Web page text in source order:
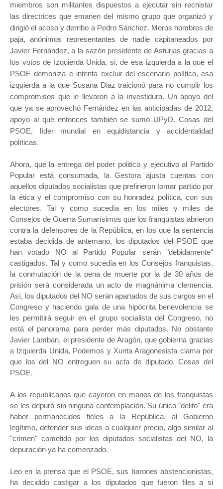
miembros son militantes dispuestos a ejecutar sin rechistar
las directrices que emanen del mismo grupo que organizó y
dirigió el acoso y derribo a Pedro Sánchez. Meros hombres de
paja, anónimos representantes de nadie capitaneados por
Javier Fernández, a la sazón presidente de Asturias gracias a
los votos de Izquierda Unida, si, de esa izquierda a la que el
PSOE demoniza e intenta excluir del escenario político, esa
izquierda a la que Susana Diaz traicionó para no cumplir los
compromisos que le llevaron a la investidura. Un apoyo del
que ya se aprovechó Fernández en las anticipadas de 2012,
apoyo al que entonces también se sumó UPyD. Cosas del
PSOE, líder mundial en equidistancia y accidentalidad
políticas.
Ahora, que la entrega del poder politico y ejecutivo al Partido
Popular está consumada, la Gestora ajusta cuentas con
aquellos diputados socialistas que prefirieron tomar partido por
la ética y el compromiso con su honradez política, con sus
electores. Tal y como sucedía en los miles y miles de
Consejos de Guerra Sumarísimos que los franquistas abrieron
contra la defensores de la República, en los que la sentencia
estaba decidida de antemano, los diputados del PSOE que
han votado NO al Partido Popular serán "debidamente"
castigados. Tal y como sucedía en los Consejos franquistas,
la conmutación de la pena de muerte por la de 30 años de
prisión será considerada un acto de magnánima clemencia.
Así, los diputados del NO serán apartados de sus cargos en el
Congreso y haciendo gala de una hipócrita benevolencia se
les permitirá seguir en el grupo socialista del Congreso, no
está el panorama para perder más diputados. No obstante
Javier Lamban, el presidente de Aragón, que gobierna gracias
a Izquierda Unida, Podemos y Xunta Aragonesista clama por
que los del NO entreguen su acta de diputado. Cosas del
PSOE.
A los republicanos que cayeron en manos de los franquistas
se les depuró sin ninguna contemplación. Su único "delito" era
haber permanecidos fieles a la República, al Gobierno
legítimo, defender sus ideas a cualquier precio, algo similar al
"crimen" cometido por los diputados socialistas del NO, la
depuración ya ha comenzado.
Leo en la prensa que el PSOE, sus barones abstencionistas,
ha decidido castigar a los diputados que fueron files a si